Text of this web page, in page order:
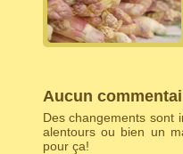
Aucun
Des changements sont
alentours ou bien un
pour ça!